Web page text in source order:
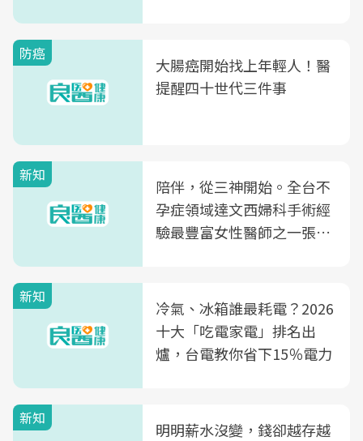
防癌
大腸癌開始找上年輕人！醫
提醒四十世代三件事
新知
陪伴，從三神開始。全台不
孕症領域達文西婦科手術經
驗最豐富女性醫師之一張永
光田醫院建構360度女性健
康照護生態圈
新知
冷氣、冰箱誰最耗電？2026
十大「吃電家電」排名出
爐，台電教你省下15％電力
新知
明明薪水沒變，錢卻越存越